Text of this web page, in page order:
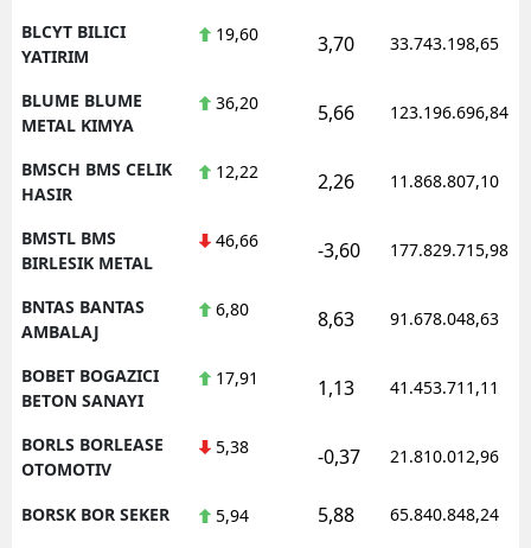
BLCYT BILICI
YATIRIM
19,60 3,70 33.743.198,65
BLUME BLUME
METAL KIMYA
36,20 5,66 123.196.696,84
BMSCH BMS CELIK
HASIR
12,22 2,26 11.868.807,10
BMSTL BMS
BIRLESIK METAL
46,66 -3,60 177.829.715,98
BNTAS BANTAS
AMBALAJ
6,80 8,63 91.678.048,63
BOBET BOGAZICI
BETON SANAYI
17,91 1,13 41.453.711,11
BORLS BORLEASE
OTOMOTIV
5,38 -0,37 21.810.012,96
BORSK BOR SEKER 5,94 5,88 65.840.848,24